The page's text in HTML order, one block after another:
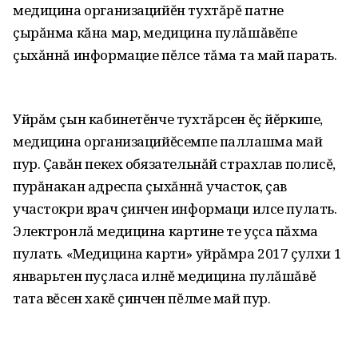
медицина организацийĕн тухтăрĕ патне
çырăнма кăна мар, медицина пулăшăвĕпе
çыхăннă информацие пĕлсе тăма та май парать.
Уйрăм çын кабинетĕнче тухтăрсен ĕç йĕркипе,
медицина организацийĕсемпе паллашма май
пур. Çавăн пекех обязательнăй страхлав полисĕ,
пурăнакан адреспа çыхăннă участок, çав
участокри врач çинчен информаци илсе пулать.
Электронлă медицина картине те уçса пăхма
пулать. «Медицина карти» уйрăмра 2017 çулхи 1
январьтен пуçласа илнĕ медицина пулăшăвĕ
тата вĕсен хакĕ çинчен пĕлме май пур.